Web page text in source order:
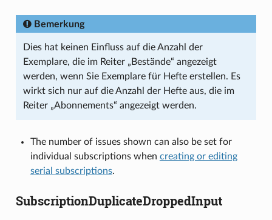
Bemerkung
Dies hat keinen Einfluss auf die Anzahl der
Exemplare, die im Reiter „Bestände“ angezeigt
werden, wenn Sie Exemplare für Hefte erstellen. Es
wirkt sich nur auf die Anzahl der Hefte aus, die im
Reiter „Abonnements“ angezeigt werden.
The number of issues shown can also be set for
individual subscriptions when creating or editing
serial subscriptions.
SubscriptionDuplicateDroppedInput